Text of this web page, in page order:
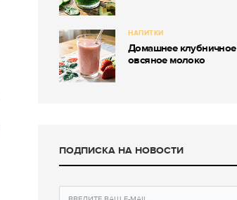
НАПИТКИ
Домашнее клубничное
овсяное молоко
ПОДПИСКА НА НОВОСТИ